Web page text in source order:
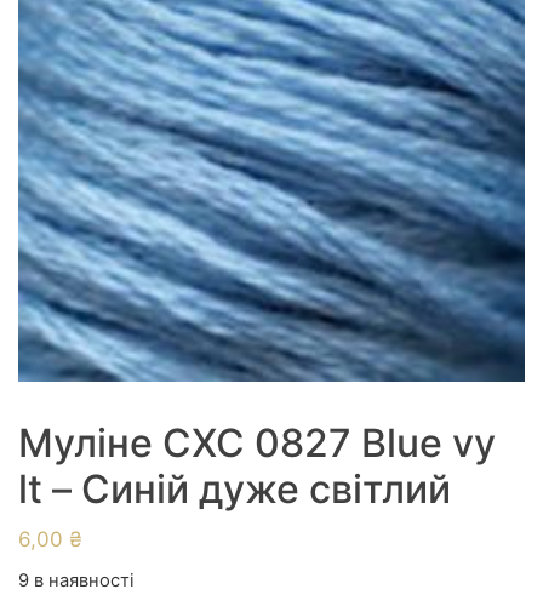
Муліне СХС 0827 Blue vy
lt – Синій дуже світлий
6,00 ₴
9 в наявності